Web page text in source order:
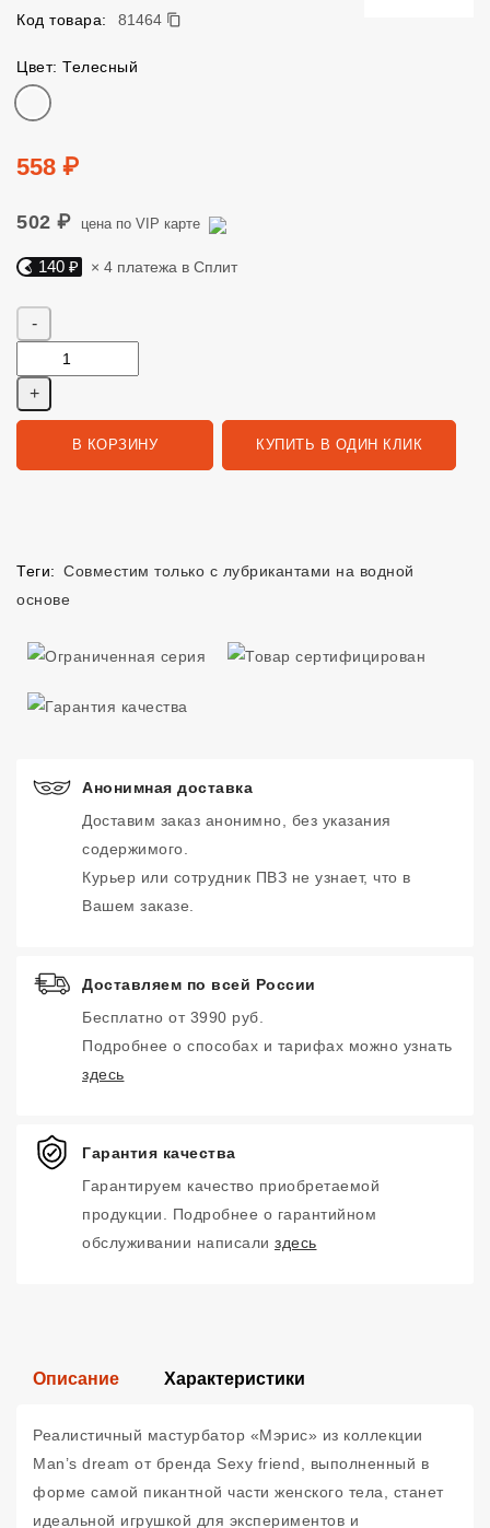
Код товара:
81464
81464
Цвет: Телесный
Цвет
Цена
558 ₽
502 ₽ цена по VIP карте
Яндекс Сплит. 140 руб, 4 платежа в Сплит
140 ₽ × 4 платежа в Сплит
В КОРЗИНУ КУПИТЬ В ОДИН КЛИК
Теги: Совместим только с лубрикантами на водной
основе
Анонимная доставка
Доставим заказ анонимно, без указания
содержимого.
Курьер или сотрудник ПВЗ не узнает, что в
Вашем заказе.
Доставляем по всей России
Бесплатно от 3990 руб.
Подробнее о способах и тарифах можно узнать
здесь
Гарантия качества
Гарантируем качество приобретаемой
продукции. Подробнее о гарантийном
обслуживании написали здесь
Описание Характеристики
Реалистичный мастурбатор «Мэрис» из коллекции
Man’s dream от бренда Sexy friend, выполненный в
форме самой пикантной части женского тела, станет
идеальной игрушкой для экспериментов и